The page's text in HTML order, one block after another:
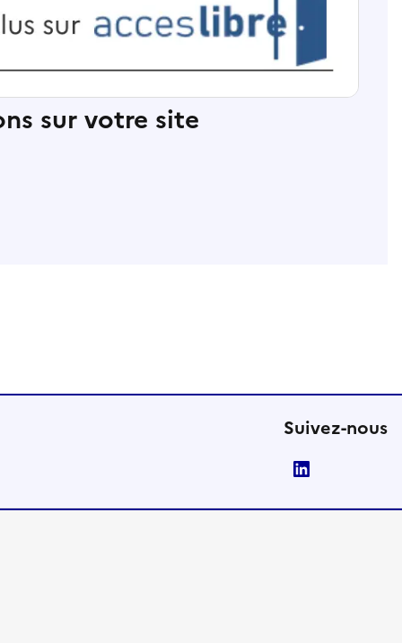
sur votre site
Suivez-nous